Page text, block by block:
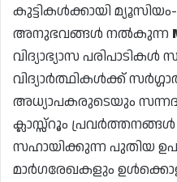
കുട്ടികൾക്കായി
അനുഭവങ്ങൾ നൽകുന്ന
വിദ്യാഭ്യാസ പരിപാടികൾ
വിദ്യാർത്ഥികൾക്ക്
അധ്യാപകരുടെയും
ക്ലാസ്സ്‌റൂം
സഹായിക്കുന്ന പുതിയ
മാർഗരേഖകളും